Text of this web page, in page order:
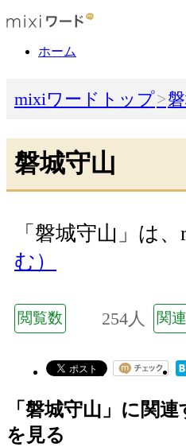
ホーム
mixiワードトップ
磐城守山
「磐城守山」は
む）
閲覧数 254人 関
「磐城守山」に関
を見る